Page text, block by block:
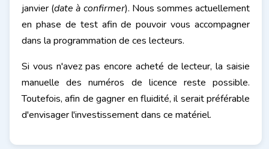
janvier (date à confirmer). Nous sommes actuellement
en phase de test afin de pouvoir vous accompagner
dans la programmation de ces lecteurs.
Si vous n'avez pas encore acheté de lecteur, la saisie
manuelle des numéros de licence reste possible.
Toutefois, afin de gagner en fluidité, il serait préférable
d'envisager l'investissement dans ce matériel.